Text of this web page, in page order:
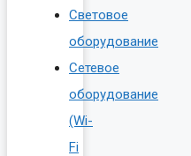
Световое
оборудование
Сетевое
оборудование
(Wi-
Fi